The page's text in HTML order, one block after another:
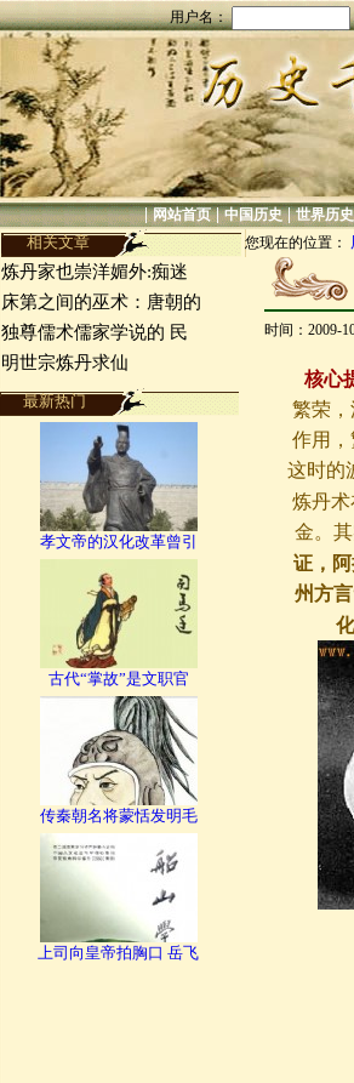
用户名：
|网站首页|中国历史|世界历史
相关文章 您现在的位置：
炼丹家也崇洋媚外:痴迷
床第之间的巫术：唐朝的
独尊儒术儒家学说的 民
明世宗炼丹求仙
最新热门
孝文帝的汉化改革曾引
古代“掌故”是文职官
传秦朝名将蒙恬发明毛
上司向皇帝拍胸口 岳飞
时间：2009-
核心
繁荣
作用，
这时的
炼丹
金。
证，
州方